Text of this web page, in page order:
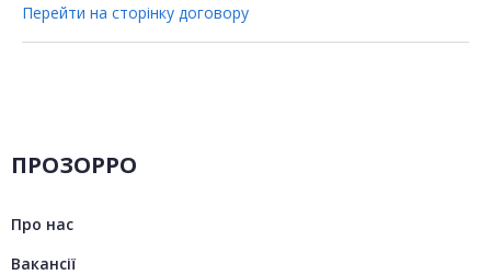
Перейти на сторінку договору
ПРОЗОРРО
Про нас
Вакансії